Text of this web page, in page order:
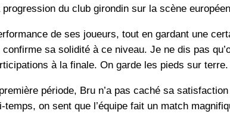
du club girondin sur la scène
de ses joueurs, tout en gardant une
confirme sa solidité à ce niveau. Je ne dis pas
à la finale. On garde les pieds sur
période, Bru n’a pas caché sa
on sent que l’équipe fait un match